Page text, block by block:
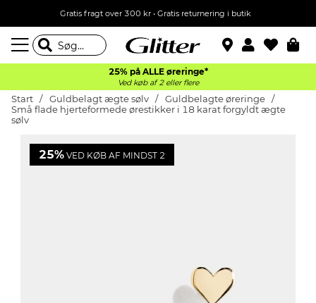
Gratis fragt over 300 kr • Gratis returnering i butik
25% på ALLE øreringe*
Ved køb af 2 eller flere
Start Guldbelagt ægte sølv
Guldbelagte øreringe
Små flade hjerteformede ørestikker i 18 karat forgyldt ægte
sølv
25% VED KØB AF MINDST 2